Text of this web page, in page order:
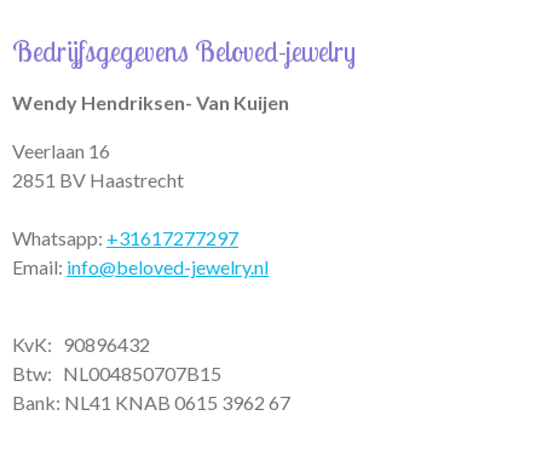
s
p
a
r
m
b
o
Bedrijfsgegevens Beloved-jewelry
Wendy Hendriksen- Van Kuijen
Veerlaan 16
2851 BV Haastrecht
Whatsapp: +31617277297
Email: info@beloved-jewelry.nl
KvK: 90896432
Btw: NL004850707B15
Bank: NL41 KNAB 0615 3962 67